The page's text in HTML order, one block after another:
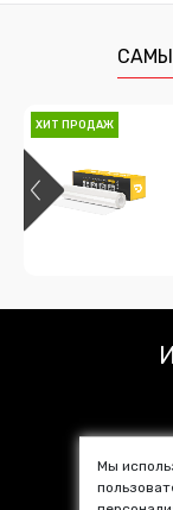
ХИТ ПРОДАЖ
Мы